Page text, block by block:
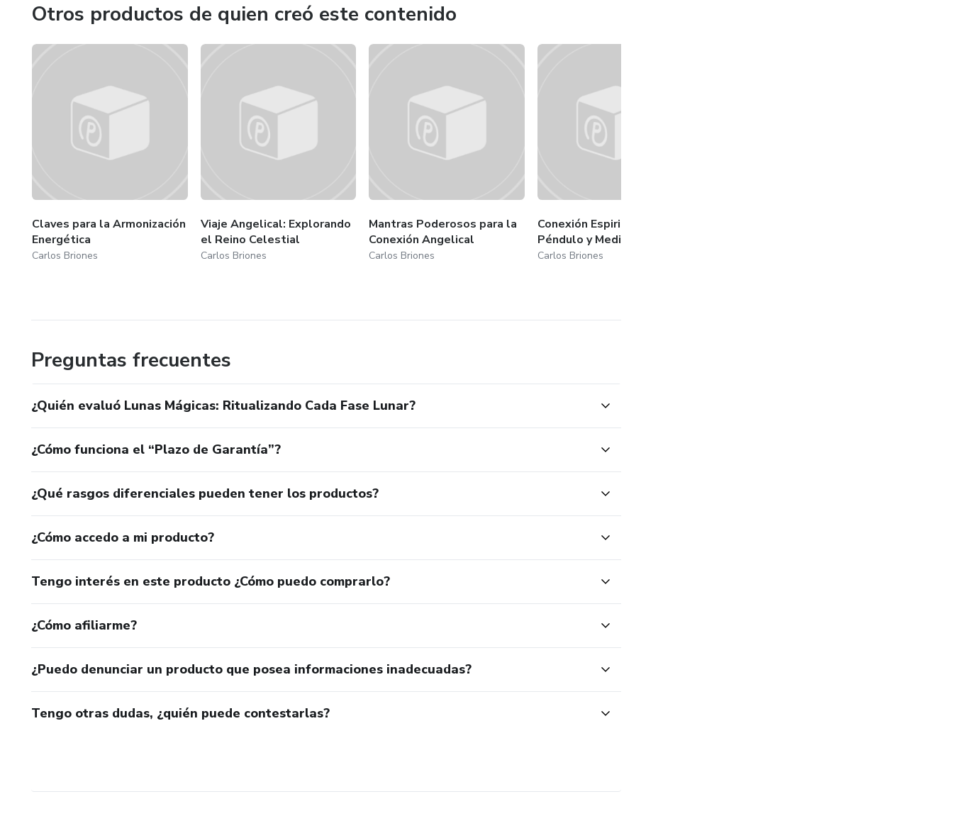
Otros productos de quien creó este contenido
Claves para la Armonización
Energética
Carlos Briones
Viaje Angelical: Explorando
el Reino Celestial
Carlos Briones
Mantras Poderosos para la
Conexión Angelical
Carlos Briones
Conexión Espiritual:
Péndulo y Meditación
Carlos Briones
Preguntas frecuentes
¿Quién evaluó Lunas Mágicas: Ritualizando Cada Fase Lunar?
¿Cómo funciona el “Plazo de Garantía”?
¿Qué rasgos diferenciales pueden tener los productos?
¿Cómo accedo a mi producto?
Tengo interés en este producto ¿Cómo puedo comprarlo?
¿Cómo afiliarme?
¿Puedo denunciar un producto que posea informaciones inadecuadas?
Tengo otras dudas, ¿quién puede contestarlas?